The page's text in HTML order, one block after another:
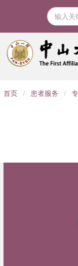
导
首页 / 患者服务 /